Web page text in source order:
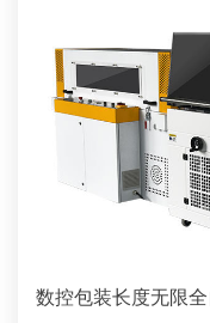
数控包装长度无限